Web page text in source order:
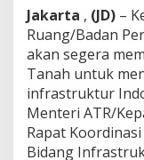
m
b
a
g
u
n
a
n
Jakarta , (JD) –
Ruang/Badan
akan segera
Tanah untuk
infrastruktur
Menteri ATR/
Rapat
Bidang